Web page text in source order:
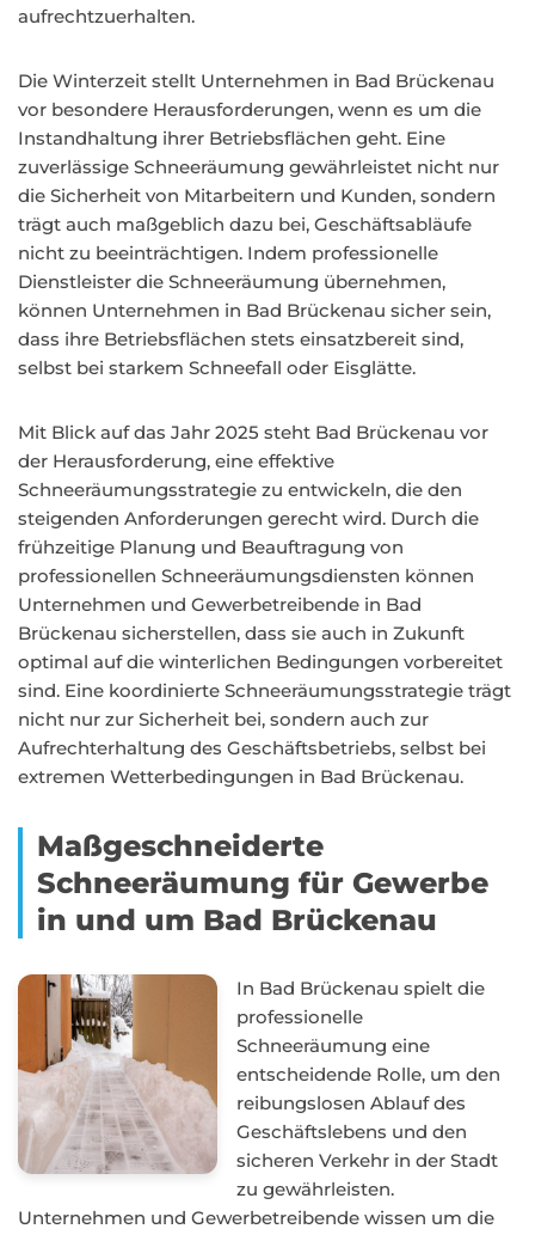
aufrechtzuerhalten.
Die Winterzeit stellt Unternehmen in Bad Brückenau
vor besondere Herausforderungen, wenn es um die
Instandhaltung ihrer Betriebsflächen geht. Eine
zuverlässige Schneeräumung gewährleistet nicht nur
die Sicherheit von Mitarbeitern und Kunden, sondern
trägt auch maßgeblich dazu bei, Geschäftsabläufe
nicht zu beeinträchtigen. Indem professionelle
Dienstleister die Schneeräumung übernehmen,
können Unternehmen in Bad Brückenau sicher sein,
dass ihre Betriebsflächen stets einsatzbereit sind,
selbst bei starkem Schneefall oder Eisglätte.
Mit Blick auf das Jahr 2025 steht Bad Brückenau vor
der Herausforderung, eine effektive
Schneeräumungsstrategie zu entwickeln, die den
steigenden Anforderungen gerecht wird. Durch die
frühzeitige Planung und Beauftragung von
professionellen Schneeräumungsdiensten können
Unternehmen und Gewerbetreibende in Bad
Brückenau sicherstellen, dass sie auch in Zukunft
optimal auf die winterlichen Bedingungen vorbereitet
sind. Eine koordinierte Schneeräumungsstrategie trägt
nicht nur zur Sicherheit bei, sondern auch zur
Aufrechterhaltung des Geschäftsbetriebs, selbst bei
extremen Wetterbedingungen in Bad Brückenau.
Maßgeschneiderte
Schneeräumung für Gewerbe
in und um Bad Brückenau
In Bad Brückenau spielt die
professionelle
Schneeräumung eine
entscheidende Rolle, um den
reibungslosen Ablauf des
Geschäftslebens und den
sicheren Verkehr in der Stadt
zu gewährleisten.
Unternehmen und Gewerbetreibende wissen um die